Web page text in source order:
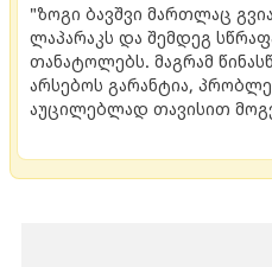
"ზოგი ბავშვი მართლაც
ლაპარაკს და შემდეგ
თანატოლებს. მაგრამ
არსებოს გარანტია,
აუცილებლად თავისით